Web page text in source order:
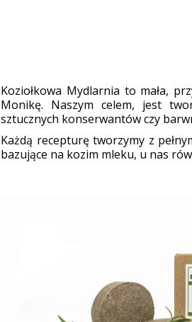
Koziołkowa Mydlarnia to mała,
Monikę. Naszym celem, jest
sztucznych konserwantów czy
Każdą recepturę tworzymy z
bazujące na kozim mleku, u nas